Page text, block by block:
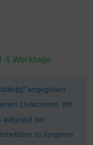
5 Werktage
angegeben
Lieferzeiten. Wir
aufgrund der
zu längeren